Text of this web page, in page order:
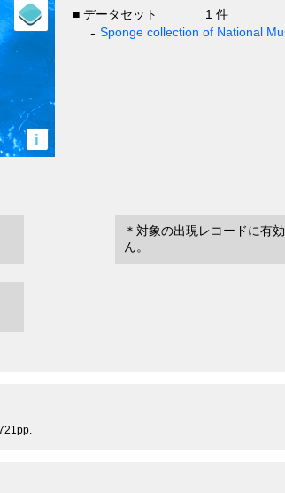
i
■ データセット
1 件
Sponge collection of National
＊対象の出現レコードに有
ん。